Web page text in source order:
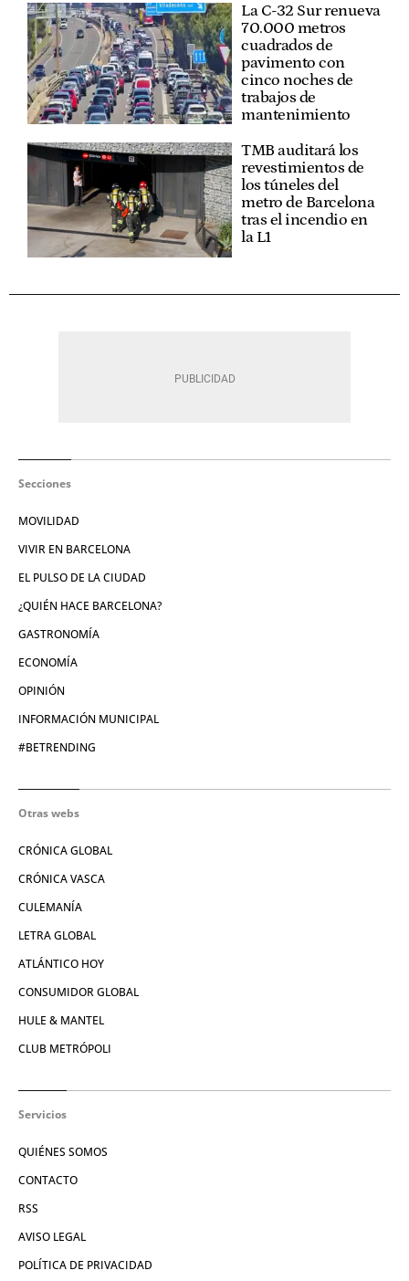
La C-32 Sur renueva
70.000 metros
cuadrados de
pavimento con
cinco noches de
trabajos de
mantenimiento
TMB auditará los
revestimientos de
los túneles del
metro de Barcelona
tras el incendio en
la L1
Secciones
MOVILIDAD
VIVIR EN BARCELONA
EL PULSO DE LA CIUDAD
¿QUIÉN HACE BARCELONA?
GASTRONOMÍA
ECONOMÍA
OPINIÓN
INFORMACIÓN MUNICIPAL
#BETRENDING
Otras webs
CRÓNICA GLOBAL
CRÓNICA VASCA
CULEMANÍA
LETRA GLOBAL
ATLÁNTICO HOY
CONSUMIDOR GLOBAL
HULE & MANTEL
CLUB METRÓPOLI
Servicios
QUIÉNES SOMOS
CONTACTO
RSS
AVISO LEGAL
POLÍTICA DE PRIVACIDAD